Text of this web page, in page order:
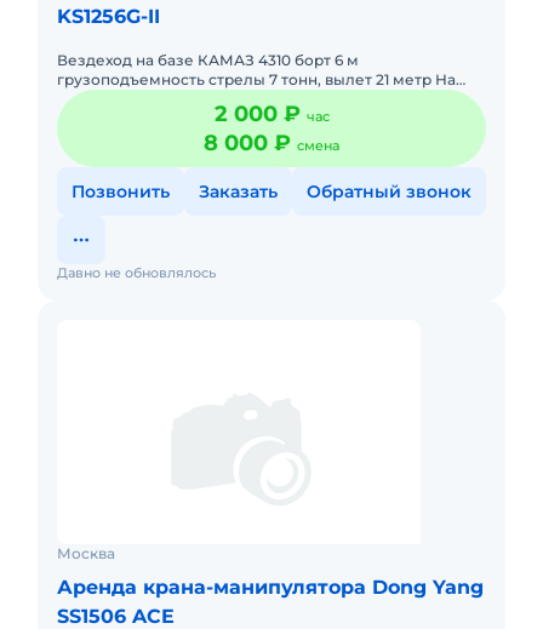
KS1256G-II
Вездеход на базе КАМАЗ 4310 борт 6 м
грузоподъемность стрелы 7 тонн, вылет 21 метр На
дальние расстояния грузы не перевозим т.к. резина не
шоссейная, предпочт2 000 ₽ час
8 000 ₽ смена
Позвонить Заказать Обратный звонок
Давно не обновлялось
Москва
Аренда крана-манипулятора Dong Yang
SS1506 ACE